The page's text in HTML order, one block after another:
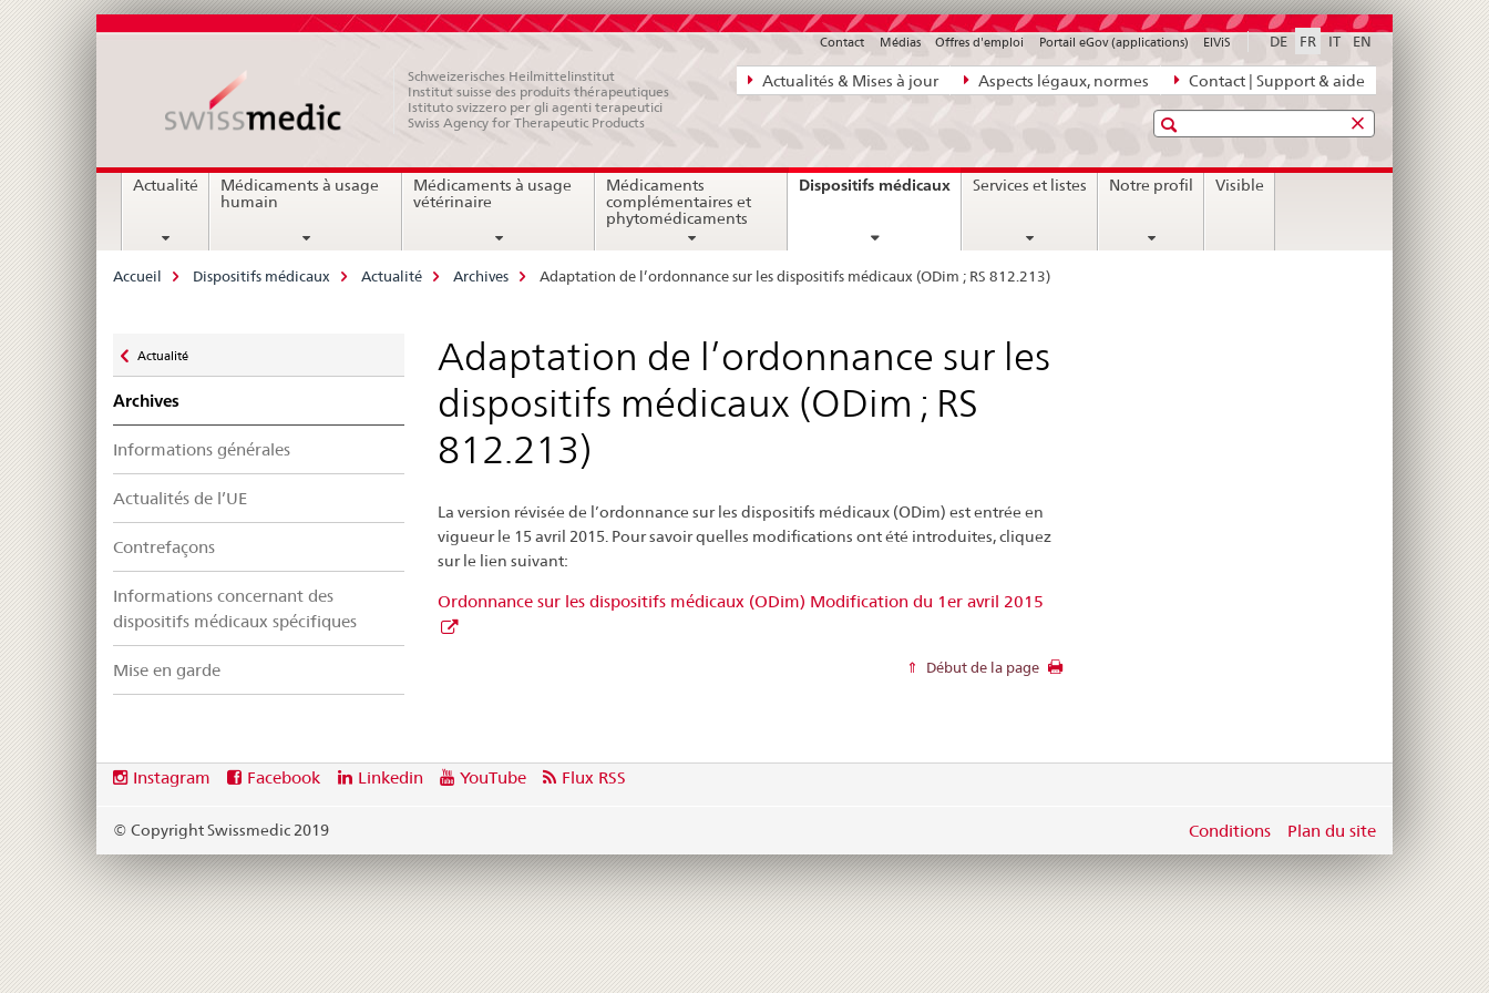
Navigation
directe:
bases
juridiques,
contact
Actualités & Mises à jour Aspects légaux, normes Contact | Support & aide
DE FR IT EN
Contact Médias Offres d'emploi Portail eGov (applications) ElViS
Schweizerisches Heilmittelinstitut
Institut suisse des produits thérapeutiques
Istituto svizzero per gli agenti terapeutici
Swiss Agency for Therapeutic Products
Recherche
Navigation
Actualité
Médicaments à usage
humain
Médicaments à usage
vétérinaire
Médicaments
complémentaires et
phytomédicaments
Dispositifs médicauxcurrent
Services et listes Notre profil Visible
Breadcrumb
Accueil Dispositifs médicaux Actualité Archives Adaptation de l’ordonnance sur les dispositifs médicaux (ODim ; RS 812.213)
zu
Actualité
Archives
Informations générales
Actualités de l’UE
Contrefaçons
Informations concernant des
dispositifs médicaux spécifiques
Mise en garde
Adaptation de l’ordonnance sur les
dispositifs médicaux (ODim ; RS
812.213)
La version révisée de l’ordonnance sur les dispositifs médicaux (ODim) est entrée en
vigueur le 15 avril 2015. Pour savoir quelles modifications ont été introduites, cliquez
sur le lien suivant:
Ordonnance sur les dispositifs médicaux (ODim) Modification du 1er avril 2015
Début de la page
Footer
Social
links
Instagram Facebook Linkedin YouTube Flux RSS
© Copyright Swissmedic 2019 Conditions Plan du site